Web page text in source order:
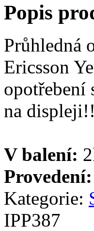
Popis
Průhledná
Ericsson
opotřebení
na
V balení:
Provedení:
Kategorie:
IPP387